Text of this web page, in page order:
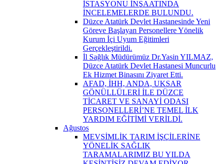
İSTASYONU İNŞAATINDA
İNCELEMELERDE BULUNDU.
Düzce Atatürk Devlet Hastanesinde Yeni
Göreve Başlayan Personellere Yönelik
Kurum İçi Uyum Eğitimleri
Gerçekleştirildi.
İl Sağlık Müdürümüz Dr.Yasin YILMAZ,
Düzce Atatürk Devlet Hastanesi Muncurlu
Ek Hizmet Binasını Ziyaret Etti.
AFAD, İHH, ANDA, UKSAR
GÖNÜLLÜLERİ İLE DÜZCE
TİCARET VE SANAYİ ODASI
PERSONELLERİ’NE TEMEL İLK
YARDIM EĞİTİMİ VERİLDİ.
Ağustos
MEVSİMLİK TARIM İŞÇİLERİNE
YÖNELİK SAĞLIK
TARAMALARIMIZ BU YILDA